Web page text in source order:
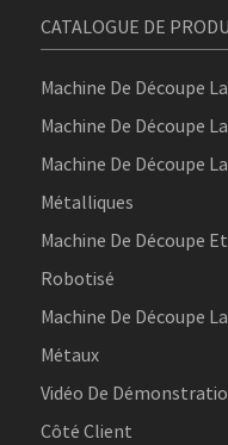
CATALOGUE DE
Machine De Découpe
Machine De Découpe
Machine De Découpe
Métalliques
Machine De Découpe
Robotisé
Machine De Découpe
Métaux
Vidéo De
Côté Client